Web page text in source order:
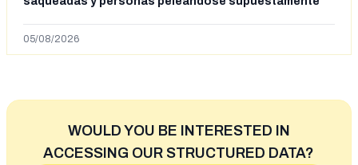
situación irregular a Ceuta
05/08/2026
WOULD YOU BE INTERESTED IN
ACCESSING OUR STRUCTURED DATA?